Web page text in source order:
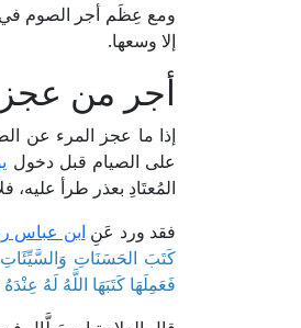
ومع عِظَم أجر الصوم في
إلا وسعها.
أجر من
إذا ما عجز المرء عن
على الصيام قبل دخول
المُعتَادِ بعذر طرأ عليه،
فقد ورد عَنِ ابن عباس
كَتَبَ الحَسَنَاتِ
فَعَمِلَهَا كَتَبَهَا اللَّهُ لَهُ